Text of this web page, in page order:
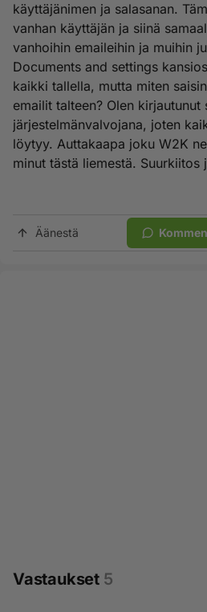
käyttäjänimen ja salasanan.
vanhan käyttäjän ja siinä
vanhoihin emaileihin ja muihin
Documents and settings
kaikki tallella, mutta miten
emailit talteen? Olen kirjautunut
järjestelmänvalvojana, joten
löytyy. Auttakaapa joku W2K
minut tästä liemestä. Suurkiitos
Äänestä
Vastaukset 5